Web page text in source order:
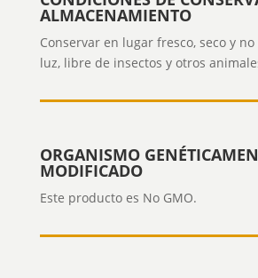
ALMACENAMIENTO
Conservar en lugar fresco, seco y
luz, libre de insectos y otros
ORGANISMO
MODIFICADO
Este producto es No GMO.